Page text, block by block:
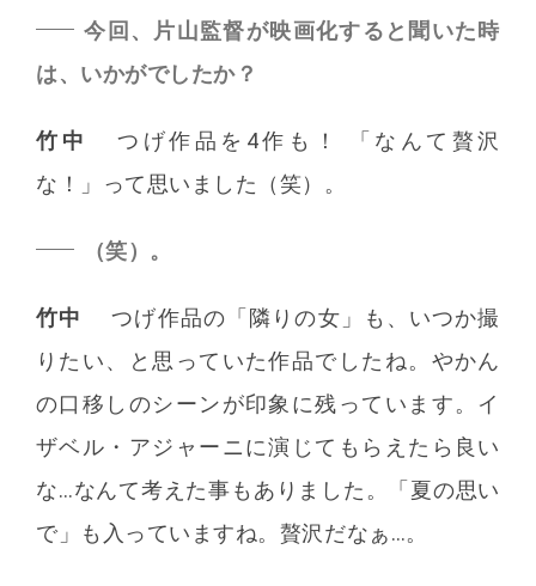
今回、片山監督が映画化すると聞いた時
は、いかがでしたか？
竹中
つげ作品を4作も！ 「なんて贅沢
な！」って思いました（笑）。
（笑）。
竹中
つげ作品の「隣りの女」も、いつか撮
りたい、と思っていた作品でしたね。やかん
の口移しのシーンが印象に残っています。イ
ザベル・アジャーニに演じてもらえたら良い
な…なんて考えた事もありました。「夏の思い
で」も入っていますね。贅沢だなぁ…。